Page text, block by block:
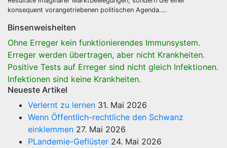
konsequent vorangetriebenen politischen Agenda.…
Binsenweisheiten
Ohne Erreger kein funktionierendes Immunsystem.
Erreger werden übertragen, aber nicht Krankheiten.
Positive Tests auf Erreger sind nicht gleich Infektionen.
Infektionen sind keine Krankheiten.
Neueste Artikel
Verlernt zu lernen 31. Mai 2026
Wenn Öffentlich-rechtliche den Schwanz
einklemmen 27. Mai 2026
PLandemie-Geflüster 24. Mai 2026